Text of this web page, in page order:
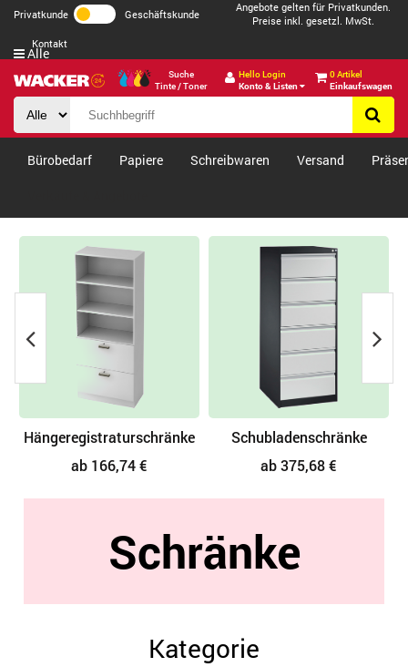
Privatkunde Geschäftskunde
Angebote gelten für Privatkunden.
Preise inkl. gesetzl. MwSt.
Kontakt
Suche
Tinte / Toner
Hello Login
Konto & Listen
0 Artikel
Einkaufswagen
Alle
Bürobedarf Papiere Schreibwaren Versand
Hängeregistraturschränke
ab 166,74 €
Schubladenschränke
ab 375,68 €
Schränke
Kategorie